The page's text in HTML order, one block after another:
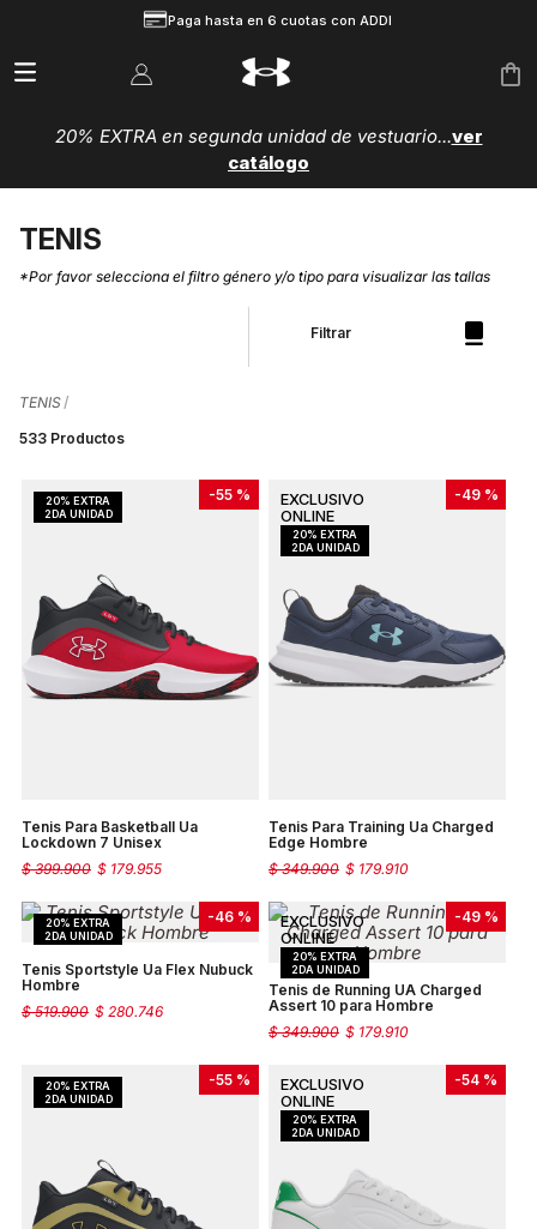
Paga hasta en 6 cuotas con ADDI
20% EXTRA en segunda unidad de vestuario...ver
catálogo
TENIS
*Por favor selecciona el filtro género y/o tipo para visualizar las tallas
Filtrar
TENIS
533 Productos
-55 %
Tenis Para Basketball Ua
Lockdown 7 Unisex
$ 179.955
$ 399.900
-49 %
Tenis Para Training Ua Charged
Edge Hombre
$ 179.910
$ 349.900
-46 %
Tenis Sportstyle Ua Flex Nubuck
Hombre
$ 280.746
$ 519.900
-49 %
Tenis de Running UA Charged
Assert 10 para Hombre
$ 179.910
$ 349.900
-55 % -54 %